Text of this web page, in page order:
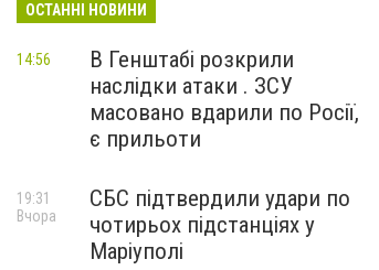
ОСТАННІ НОВИНИ
В Генштабі розкрили
наслідки атаки . ЗСУ
масовано вдарили по Росії,
є прильоти
14:56
СБС підтвердили удари по
чотирьох підстанціях у
Маріуполі
19:31
Вчора